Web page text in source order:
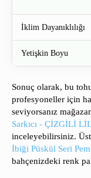
İklim Dayanıklılığı
Yetişkin Boyu
Sonuç olarak, bu
profesyoneller için
seviyorsanız
Sarkıcı - ÇİZGİLİ
inceleyebilirsiniz.
İbiği Püskül Seri
bahçenizdeki renk